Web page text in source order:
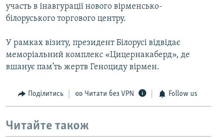
участь в інавгурації нового вірменсько-
білоруського торгового центру.
У рамках візиту, президент Білорусі відвідає
меморіальний комплекс «Цицернакаберд», де
вшанує пам’ть жертв Геноциду вірмен.
Поділитись Читати без VPN Follow us
Читайте також